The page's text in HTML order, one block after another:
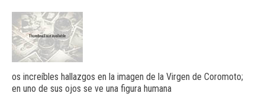
os increíbles hallazgos en la imagen de la Virgen de Coromoto;
en uno de sus ojos se ve una figura humana